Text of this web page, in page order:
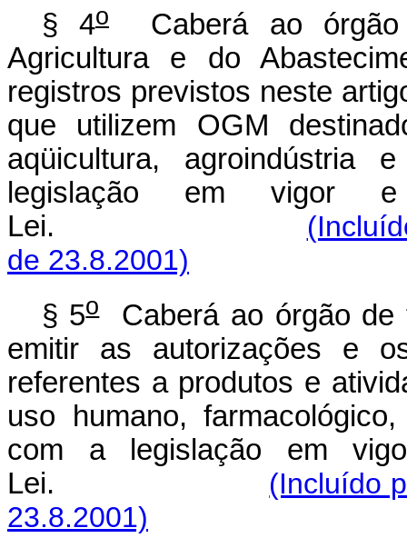
§ 4o
Caberá ao órgão
Agricultura e do
registros previstos neste
que utilizem OGM
aqüicultura,
legislação em vigor e
Lei.
de 23.8.2001)
§ 5oCaberá ao órgão de
emitir as autorizações e
referentes a produtos e
uso humano,
com a legislação em
Lei. (Incluído
23.8.2001)